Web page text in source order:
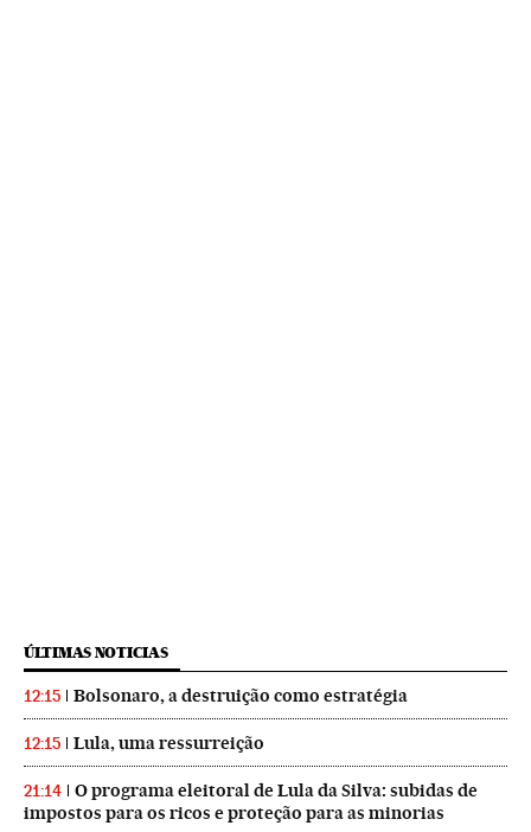
ÚLTIMAS NOTICIAS
12:15 Bolsonaro, a destruição como estratégia
12:15 Lula, uma ressurreição
21:14
O programa eleitoral de Lula da Silva: subidas de
impostos para os ricos e proteção para as minorias